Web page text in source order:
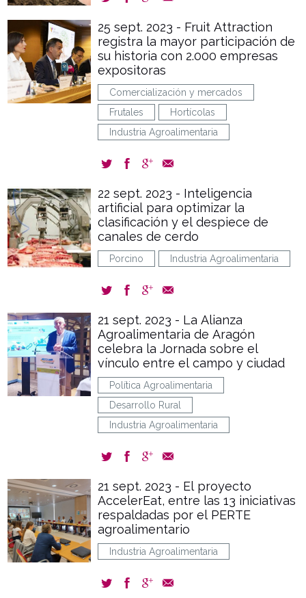
25 sept. 2023 - Fruit Attraction
registra la mayor participación de
su historia con 2.000 empresas
expositoras
Comercialización y mercados
Frutales
Hortícolas
Industria Agroalimentaria
22 sept. 2023 - Inteligencia
artificial para optimizar la
clasificación y el despiece de
canales de cerdo
Porcino Industria Agroalimentaria
21 sept. 2023 - La Alianza
Agroalimentaria de Aragón
celebra la Jornada sobre el
vínculo entre el campo y ciudad
Política Agroalimentaria
Desarrollo Rural
Industria Agroalimentaria
21 sept. 2023 - El proyecto
AccelerEat, entre las 13 iniciativas
respaldadas por el PERTE
agroalimentario
Industria Agroalimentaria